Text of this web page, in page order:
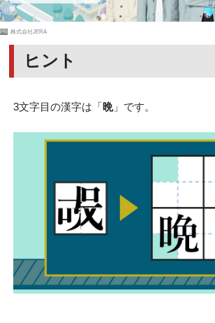
PR 株式会社JERA
ヒント
3文字目の漢字は「 晩」です。